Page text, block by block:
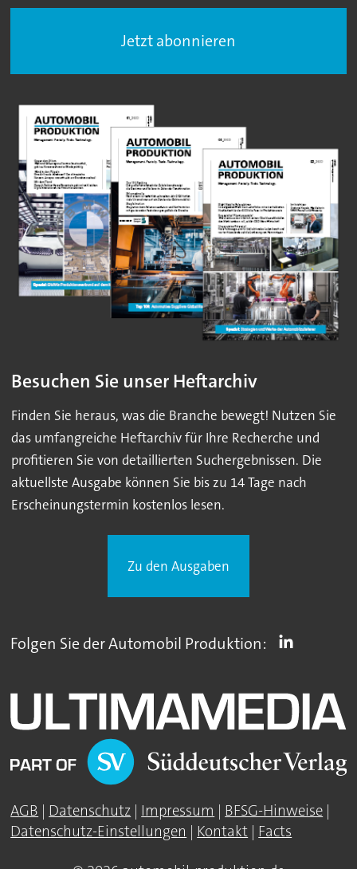
Jetzt abonnieren
Besuchen Sie unser Heftarchiv
Finden Sie heraus, was die Branche bewegt! Nutzen Sie
das umfangreiche Heftarchiv für Ihre Recherche und
profitieren Sie von detaillierten Suchergebnissen. Die
aktuellste Ausgabe können Sie bis zu 14 Tage nach
Erscheinungstermin kostenlos lesen.
Zu den Ausgaben
Folgen Sie der Automobil Produktion:
AGB | Datenschutz | Impressum | BFSG-Hinweise |
Datenschutz-Einstellungen | Kontakt | Facts